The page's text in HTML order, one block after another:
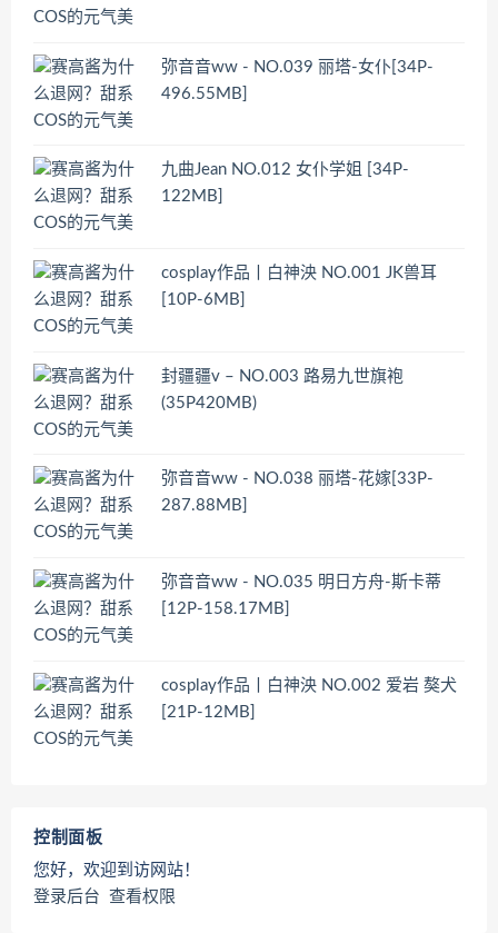
弥音音ww - NO.039 丽塔-女仆[34P-
496.55MB]
九曲Jean NO.012 女仆学姐 [34P-
122MB]
cosplay作品丨白神泱 NO.001 JK兽耳
[10P-6MB]
封疆疆v – NO.003 路易九世旗袍
(35P420MB)
弥音音ww - NO.038 丽塔-花嫁[33P-
287.88MB]
弥音音ww - NO.035 明日方舟-斯卡蒂
[12P-158.17MB]
cosplay作品丨白神泱 NO.002 爱岩 獒犬
[21P-12MB]
控制面板
您好，欢迎到访网站！
登录后台
查看权限